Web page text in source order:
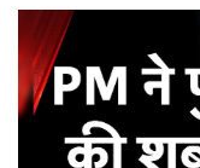
विदेश
छत्तीसगढ़
राष्ट्रीय